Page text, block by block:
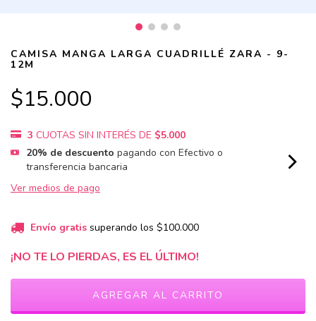
CAMISA MANGA LARGA CUADRILLÉ ZARA - 9-
12M
$15.000
3 CUOTAS SIN INTERÉS DE $5.000
20% de descuento pagando con Efectivo o
transferencia bancaria
Ver medios de pago
Envío gratis superando los $100.000
¡NO TE LO PIERDAS, ES EL ÚLTIMO!